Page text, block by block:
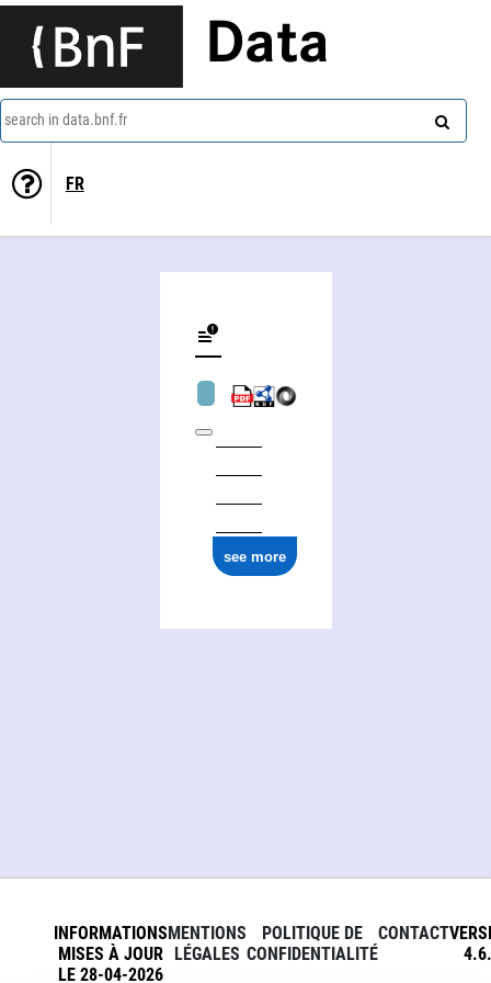
Data
search in data.bnf.fr
FR
see more
INFORMATIONS
MISES À JOUR
LE 28-04-2026
MENTIONS
LÉGALES
POLITIQUE DE
CONFIDENTIALITÉ
CONTACT